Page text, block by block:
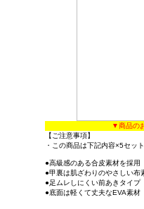
▼商品の
【ご注意事項】
・この商品は下記内容×5セッ
●高級感のある合皮素材を採用
●甲裏は肌ざわりのやさしい布
●足ムレしにくい前あきタイプ
●底面は軽くて丈夫なEVA素材